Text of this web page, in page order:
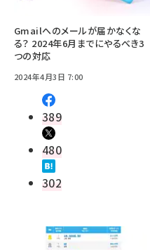
Gmailへのメールが届かなくな
る？ 2024年6月までにやるべき3
つの対応
2024年4月3日 7:00
389
480
302